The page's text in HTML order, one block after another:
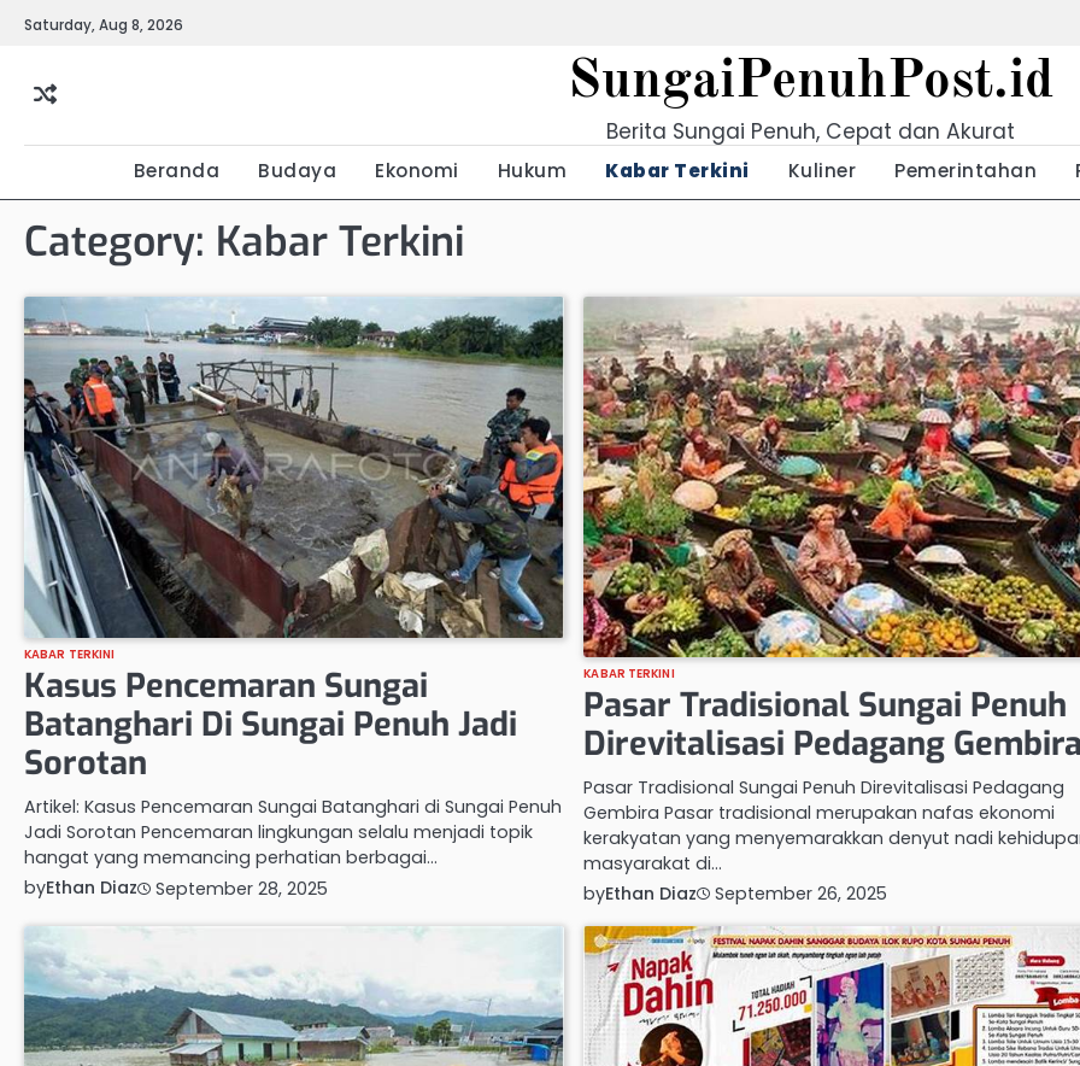
SkipSaturday, Aug 8, 2026
SungaiPenuhPost.id
Berita Sungai Penuh, Cepat dan Akurat
Beranda Budaya Ekonomi Hukum Kabar Terkini Kuliner Pemerintahan
Category: Kabar Terkini
KABAR TERKINI
Kasus Pencemaran Sungai
Batanghari Di Sungai Penuh Jadi
Sorotan
Artikel: Kasus Pencemaran Sungai Batanghari di Sungai Penuh
Jadi Sorotan Pencemaran lingkungan selalu menjadi topik
hangat yang memancing perhatian berbagai…
byEthan Diaz September 28, 2025
KABAR TERKINI
Pasar Tradisional Sungai Penuh
Direvitalisasi Pedagang
Pasar Tradisional Sungai Penuh Direvitalisasi Pedagang
Gembira Pasar tradisional merupakan nafas ekonomi
kerakyatan yang menyemarakkan denyut nadi
masyarakat di…
byEthan Diaz September 26, 2025